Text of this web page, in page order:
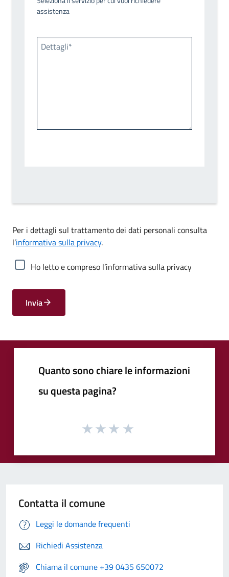
assistenza
Dettagli*
Per i dettagli sul trattamento dei dati personali consulta
l’informativa sulla privacy.
Ho letto e compreso l’informativa sulla privacy
Invia
Quanto sono chiare le informazioni
su questa pagina?
Contatta il comune
Leggi le domande frequenti
Richiedi Assistenza
Chiama il comune +39 0435 650072